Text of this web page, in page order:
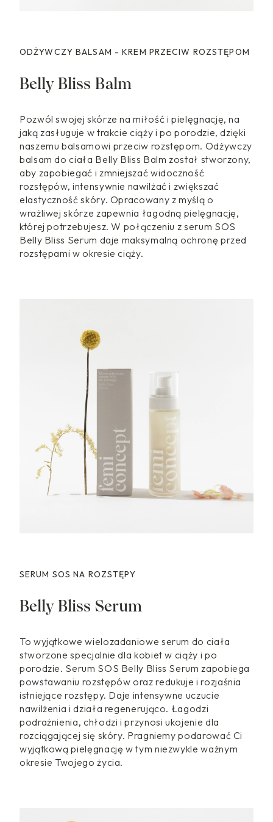
ODŻYWCZY BALSAM - KREM PRZECIW ROZSTĘPOM
Belly Bliss Balm
Pozwól swojej skórze na miłość i pielęgnację, na
jaką zasługuje w trakcie ciąży i po porodzie, dzięki
naszemu balsamowi przeciw rozstępom. Odżywczy
balsam do ciała Belly Bliss Balm został stworzony,
aby zapobiegać i zmniejszać widoczność
rozstępów, intensywnie nawilżać i zwiększać
elastyczność skóry. Opracowany z myślą o
wrażliwej skórze zapewnia łagodną pielęgnację,
której potrzebujesz. W połączeniu z serum SOS
Belly Bliss Serum daje maksymalną ochronę przed
rozstępami w okresie ciąży.
SERUM SOS NA ROZSTĘPY
Belly Bliss Serum
To wyjątkowe wielozadaniowe serum do ciała
stworzone specjalnie dla kobiet w ciąży i po
porodzie. Serum SOS Belly Bliss Serum zapobiega
powstawaniu rozstępów oraz redukuje i rozjaśnia
istniejące rozstępy. Daje intensywne uczucie
nawilżenia i działa regenerująco. Łagodzi
podrażnienia, chłodzi i przynosi ukojenie dla
rozciągającej się skóry. Pragniemy podarować Ci
wyjątkową pielęgnację w tym niezwykle ważnym
okresie Twojego życia.